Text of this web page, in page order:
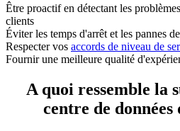
Être proactif en détectant les
clients
Éviter les temps d'arrêt et les pannes
Respecter vos accords de niveau de
Fournir une meilleure qualité
A quoi ressemble la
centre de données